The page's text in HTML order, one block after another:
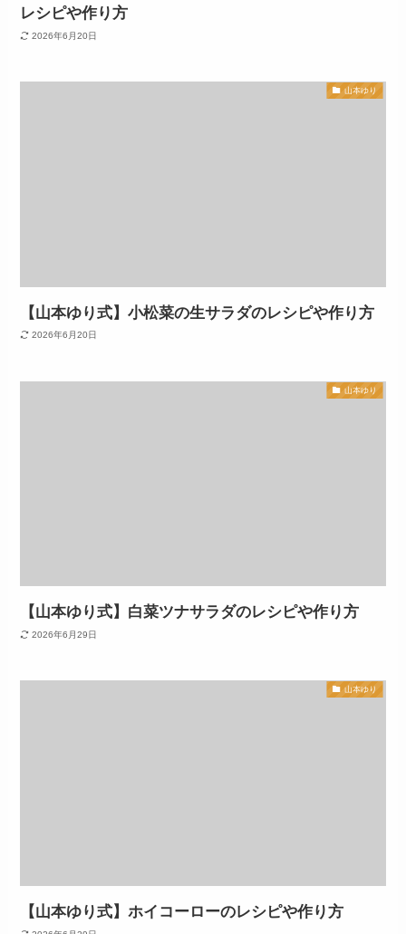
レシピや作り方
2026年6月20日
山本ゆり
【山本ゆり式】小松菜の生サラダのレシピや作り方
2026年6月20日
山本ゆり
【山本ゆり式】白菜ツナサラダのレシピや作り方
2026年6月29日
山本ゆり
【山本ゆり式】ホイコーローのレシピや作り方